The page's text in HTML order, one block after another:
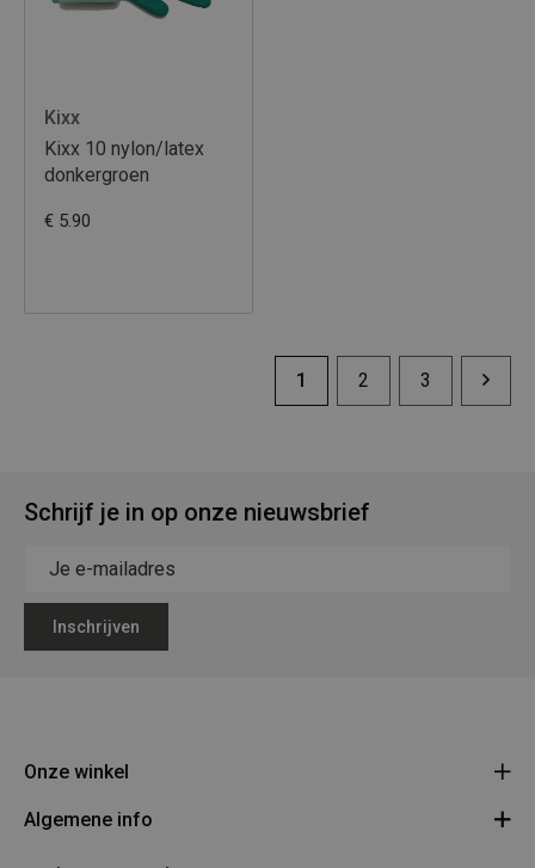
Kixx
Kixx 10 nylon/latex
donkergroen
€ 5.90
1 2 3
Schrijf je in op onze nieuwsbrief
Inschrijven
Onze winkel
Legerstock Teunissen
Algemene info